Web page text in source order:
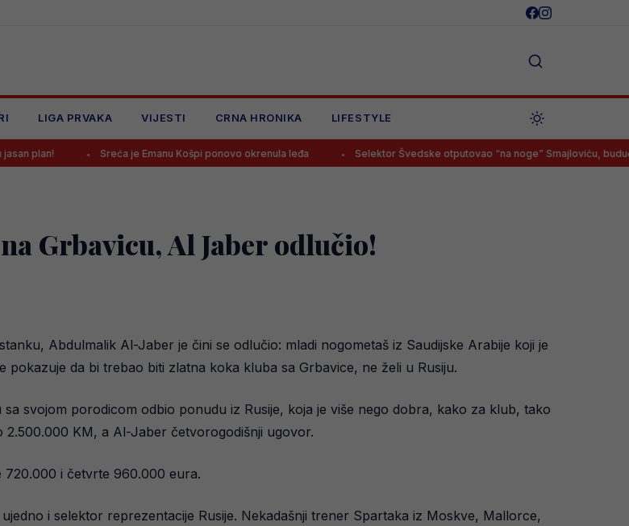
LIGA PRVAKA VIJESTI CRNA HRONIKA LIFESTYLE
Sreća je Emanu Košpi ponovo okrenula leđa Selektor Švedske otputovao “na noge” Smajloviću, budući Zmaj
Grbavicu, Al Jaber odlučio!
Abdulmalik Al-Jaber je čini se odlučio: mladi nogometaš iz Saudijske Arabije koji je
da bi trebao biti zlatna koka kluba sa Grbavice, ne želi u Rusiju.
svojom porodicom odbio ponudu iz Rusije, koja je više nego dobra, kako za klub, tako
KM, a Al-Jaber četvorogodišnji ugovor.
i četvrte 960.000 eura.
i selektor reprezentacije Rusije. Nekadašnji trener Spartaka iz Moskve, Mallorce,